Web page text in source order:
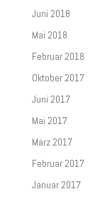
Juni 2018
Mai 2018
Februar 2018
Oktober 2017
Juni 2017
Mai 2017
März 2017
Februar 2017
Januar 2017